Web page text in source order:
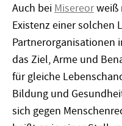
Auch bei Misereorweiß
Existenz einer solchen
Partnerorganisationen
das Ziel, Arme und
für gleiche
Bildung und
sich gegen